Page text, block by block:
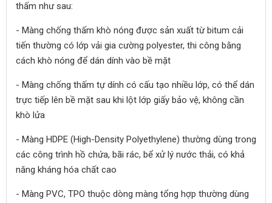
thấm như sau:
- Màng chống thấm khò nóng được sản xuất từ bitum cải
tiến thường có lớp vải gia cường polyester, thi công bằng
cách khò nóng để dán dính vào bề mặt
- Màng chống thấm tự dính có cấu tạo nhiều lớp, có thể dán
trực tiếp lên bề mặt sau khi lột lớp giấy bảo vệ, không cần
khò lửa
- Màng HDPE (High-Density Polyethylene) thường dùng trong
các công trình hồ chứa, bãi rác, bể xử lý nước thải, có khả
năng kháng hóa chất cao
- Màng PVC, TPO thuộc dòng màng tổng hợp thường dùng